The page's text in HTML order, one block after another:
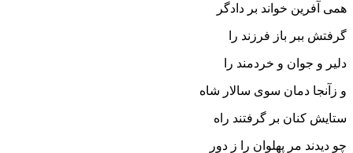
همى آفرین خواند بر دادگر
گرفتش ببر باز فرزند را
دلیر و جوان و خردمند را
و زآنجا دمان سوى سالار شاه
ستایش کنان بر گرفتند راه‏
چو دیدند مر پهلوان را ز دور